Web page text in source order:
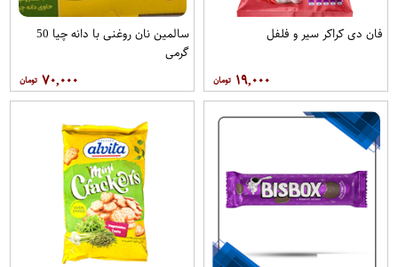
فان دی کراکر سیر و فلفل
۱۹,۰۰۰
سالمین نان روغنی با دانه چیا 50
گرمی
۷۰,۰۰۰